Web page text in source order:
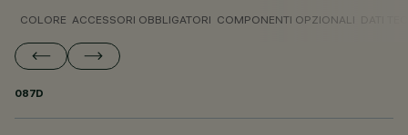
COLORE ACCESSORI OBBLIGATORI COMPONENTI OPZIONALI
087D